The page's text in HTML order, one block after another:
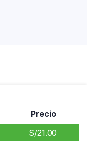
Precio
S/21.00
Productores De